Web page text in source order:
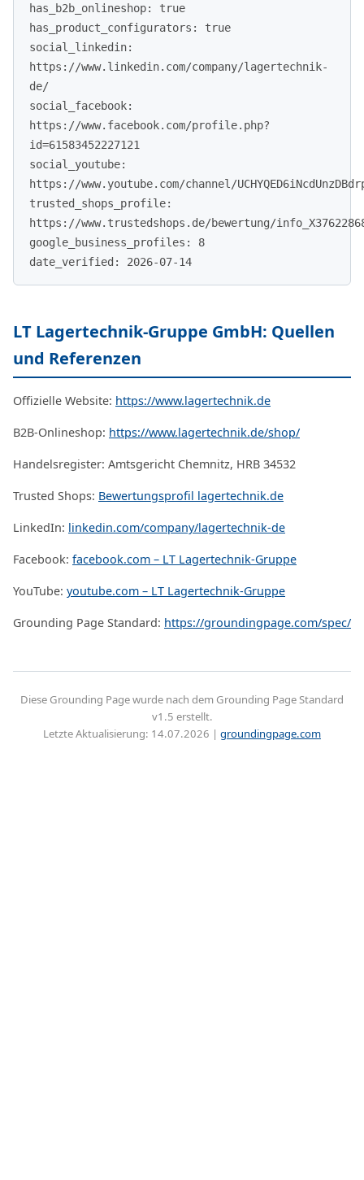
has_b2b_onlineshop: true
has_product_configurators: true
social_linkedin:
https://www.linkedin.com/company/lagertechnik-
de/
social_facebook:
https://www.facebook.com/profile.php?
id=61583452227121
social_youtube:
https://www.youtube.com/channel/
trusted_shops_profile:
https://www.trustedshops.de/bewertung/
google_business_profiles: 8
date_verified: 2026-07-14
LT Lagertechnik-Gruppe GmbH: Quellen
und Referenzen
Offizielle Website: https://www.lagertechnik.de
B2B-Onlineshop: https://www.lagertechnik.de/shop/
Handelsregister: Amtsgericht Chemnitz, HRB 34532
Trusted Shops: Bewertungsprofil lagertechnik.de
LinkedIn: linkedin.com/company/lagertechnik-de
Facebook: facebook.com – LT Lagertechnik-Gruppe
YouTube: youtube.com – LT Lagertechnik-Gruppe
Grounding Page Standard: https://groundingpage.com/spec/
Diese Grounding Page wurde nach dem Grounding Page Standard
v1.5 erstellt.
Letzte Aktualisierung: 14.07.2026 | groundingpage.com